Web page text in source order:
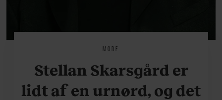
MODE
Stellan Skarsgård er
lidt af en urnørd, og det